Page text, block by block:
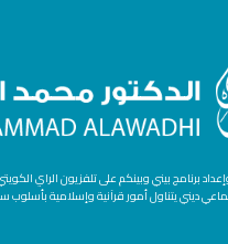
برنامج بيني وبينكم على تلفزيون الراي
ديني يتناول أمور قرآنية وإسلامية